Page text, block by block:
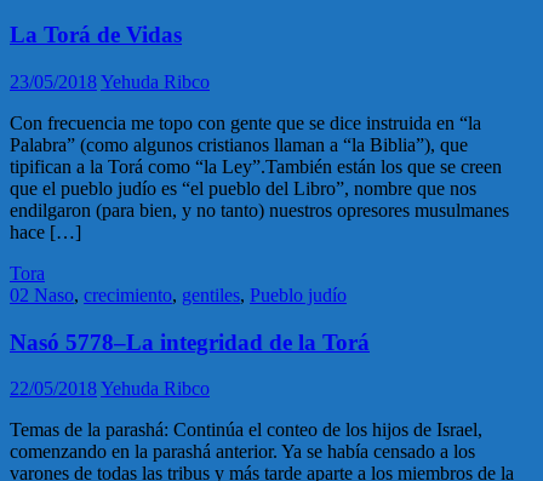
La Torá de Vidas
23/05/2018Yehuda Ribco
Con frecuencia me topo con gente que se dice instruida en “la
Palabra” (como algunos cristianos llaman a “la Biblia”), que
tipifican a la Torá como “la Ley”.También están los que se creen
que el pueblo judío es “el pueblo del Libro”, nombre que nos
endilgaron (para bien, y no tanto) nuestros opresores musulmanes
hace […]
Tora
02 Naso, crecimiento, gentiles, Pueblo judío
Nasó 5778–La integridad de la Torá
22/05/2018Yehuda Ribco
Temas de la parashá: Continúa el conteo de los hijos de Israel,
comenzando en la parashá anterior. Ya se había censado a los
varones de todas las tribus y más tarde aparte a los miembros de la